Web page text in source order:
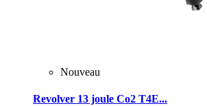
Nouveau
Revolver 13 joule Co2 T4E...